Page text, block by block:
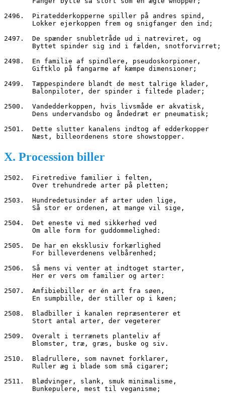
2496.  Piratedderkopperne spiller på andres spind,
       Lokker ejerkoppen frem og snigfanger den ind;
2497.  De spænder snubletråde ud i natreviret, og
       Byttet spinder sig ind i fælden, snotforvirret;
2498.  En familie af spindlere, pseudoskorpioner,
       Giftklo på fangarme af kæmpe dimensioner;
2499.  Tæppespindere blandt de mest talrige klader,
       Balonpiloter, der spinder i filtede plader;
2500.  Vandedderkoppen, hvis livsmåde er akvatisk,
       Dens undervandsbo og åndedræt er pneumatisk;
2501.  Dette slutter kanalens indtog af edderkopper
       Næst, billeordenens store showstopper.
X. Procession biller
2502.  Firetredive familier i felten,
       Over trehundrede arter på pletten;
2503.  Hundredetusinder af arter uden lige,
       Så stor er ordenen, at mange vil sige,
2504.  Det eneste vi med sikkerhed ved
       Om alle form for guddommelighed:
2505.  De har en eksklusiv forkærlighed
       For billeverdenens velbårenhed;
2506.  Så mens vi venter at indtoget starter,
       Her er vers om familier og arter:
2507.  Amfibiebiller er én art fra søen,
       En sumpbille, der stiller op i køen;
2508.  Bladbiller i kanalen repræsenterer et
       Stort antal arter, der vegeterer
2509.  Overalt i terrænets planteliv af
       Blomster, træ, græs, buske og siv.
2510.  Bladrullere, som navnet forklarer,
       Ruller æg i blade som små cigarer;
2511.  Blødvinger, slank, smuk minimalisme,
       Bunkepulere, mest til veganisme;